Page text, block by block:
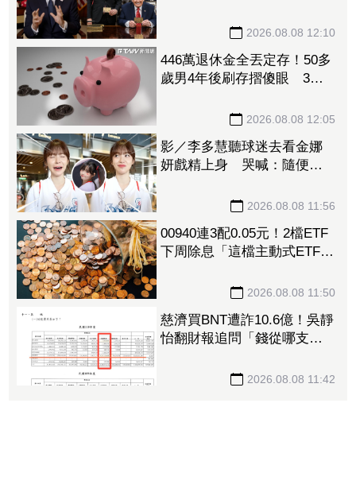
2026.08.08 12:10
446萬退休金全丟定存！50多
歲男4年後刷存摺傻眼 3年
2026.08.08 12:05
影／李多慧聽球迷去看金娜
妍戲精上身 哭喊：隨便！
2026.08.08 11:56
00940連3配0.05元！2檔ETF
下周除息「這檔主動式ETF」
2026.08.08 11:50
慈濟買BNT遭詐10.6億！吳靜
怡翻財報追問「錢從哪支
2026.08.08 11:42